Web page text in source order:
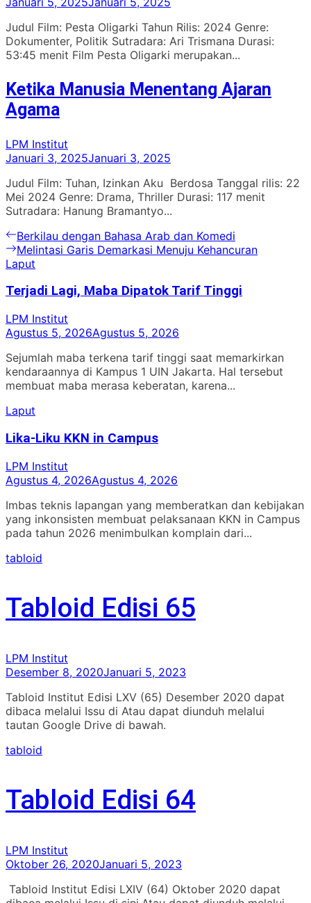
Judul Film: Pesta Oligarki Tahun Rilis: 2024 Genre:
Dokumenter, Politik Sutradara: Ari Trismana Durasi:
53:45 menit Film Pesta Oligarki merupakan...
Ketika Manusia Menentang Ajaran
Agama
LPM Institut
Januari 3, 2025Januari 3, 2025
Judul Film: Tuhan, Izinkan Aku Berdosa Tanggal rilis: 22
Mei 2024 Genre: Drama, Thriller Durasi: 117 menit
Sutradara: Hanung Bramantyo...
Navigasi
pos
Previous
post:
Berkilau dengan Bahasa Arab dan Komedi
Next
post:
Melintasi Garis Demarkasi Menuju Kehancuran
Laput
Terjadi Lagi, Maba Dipatok Tarif Tinggi
LPM Institut
Agustus 5, 2026Agustus 5, 2026
Sejumlah maba terkena tarif tinggi saat memarkirkan
kendaraannya di Kampus 1 UIN Jakarta. Hal tersebut
membuat maba merasa keberatan, karena...
Laput
Lika-Liku KKN in Campus
LPM Institut
Agustus 4, 2026Agustus 4, 2026
Imbas teknis lapangan yang memberatkan dan kebijakan
yang inkonsisten membuat pelaksanaan KKN in Campus
pada tahun 2026 menimbulkan komplain dari...
tabloid
Tabloid Edisi 65
LPM Institut
Desember 8, 2020Januari 5, 2023
Tabloid Institut Edisi LXV (65) Desember 2020 dapat
dibaca melalui Issu di Atau dapat diunduh melalui
tautan Google Drive di bawah.
tabloid
Tabloid Edisi 64
LPM Institut
Oktober 26, 2020Januari 5, 2023
Tabloid Institut Edisi LXIV (64) Oktober 2020 dapat